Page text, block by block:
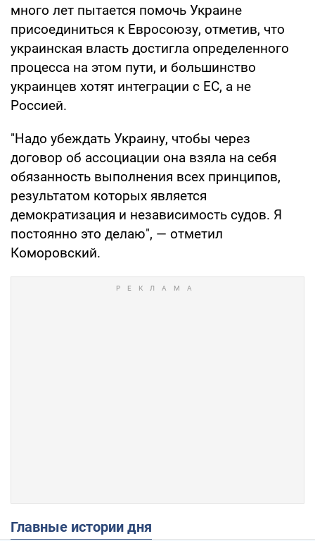
много лет пытается помочь Украине
присоединиться к Евросоюзу, отметив, что
украинская власть достигла определенного
процесса на этом пути, и большинство
украинцев хотят интеграции с ЕС, а не
Россией.
"Надо убеждать Украину, чтобы через
договор об ассоциации она взяла на себя
обязанность выполнения всех принципов,
результатом которых является
демократизация и независимость судов. Я
постоянно это делаю", — отметил
Коморовский.
Главные истории дня